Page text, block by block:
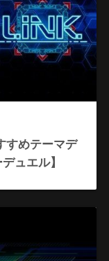
すめテーマデ
ュエル】